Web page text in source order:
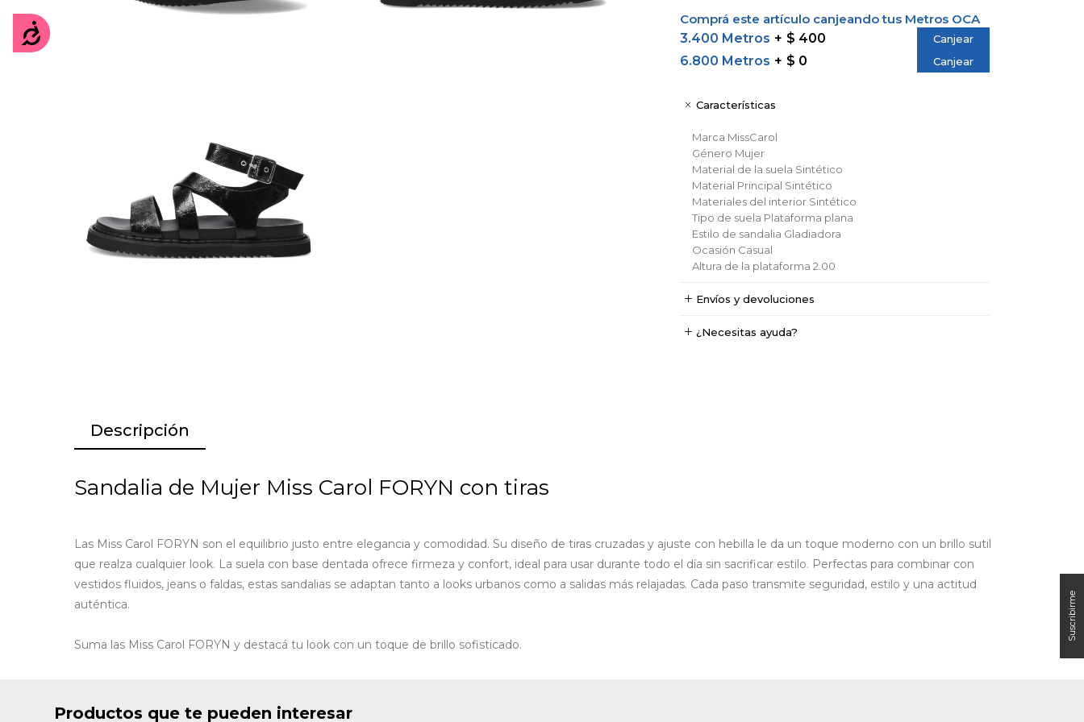
Accesibilidad
Comprá este artículo canjeando tus Metros OCA
3.400 Metros
$ 400 Canjear
6.800 Metros $ 0 Canjear
Características
Marca MissCarol
Género Mujer
Material de la suela Sintético
Material Principal Sintético
Materiales del interior Sintético
Tipo de suela Plataforma plana
Estilo de sandalia Gladiadora
Ocasión Casual
Altura de la plataforma 2.00
Envíos y devoluciones
¿Necesitas ayuda?
Descripción
Sandalia de Mujer Miss Carol FORYN con tiras
Las Miss Carol FORYN son el equilibrio justo entre elegancia y comodidad. Su diseño de tiras cruzadas y ajuste con hebilla le da un toque moderno con un brillo sutil
que realza cualquier look. La suela con base dentada ofrece firmeza y confort, ideal para usar durante todo el día sin sacrificar estilo. Perfectas para combinar con
vestidos fluidos, jeans o faldas, estas sandalias se adaptan tanto a looks urbanos como a salidas más relajadas. Cada paso transmite seguridad, estilo y una actitud
auténtica.
Suma las Miss Carol FORYN y destacá tu look con un toque de brillo sofisticado.
Productos que te pueden interesar